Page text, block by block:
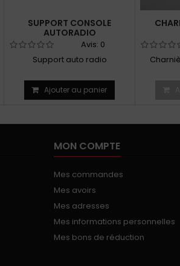
SUPPORT CONSOLE
AUTORADIO
Avis: 0
Support auto radio
Ajouter au panier
MON COMPTE
Mes commandes
Mes avoirs
Mes adresses
Mes informations personnelles
Mes bons de réduction